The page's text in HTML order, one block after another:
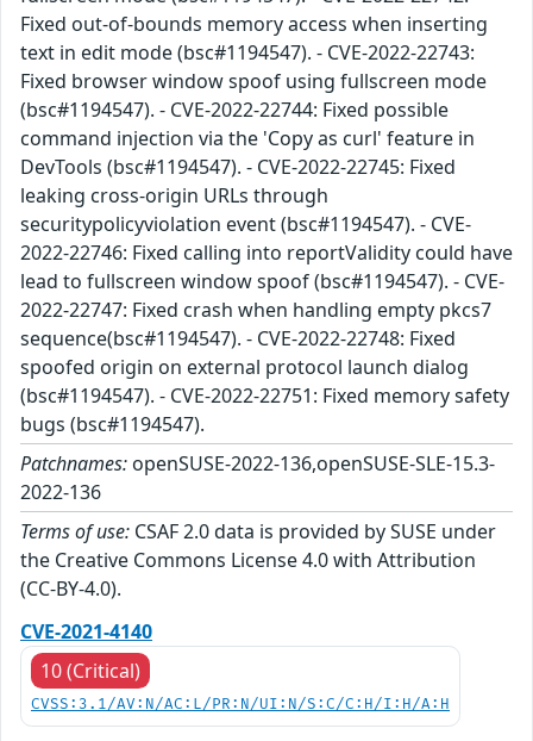
Fixed out-of-bounds memory access when inserting
text in edit mode (bsc#1194547). - CVE-2022-22743:
Fixed browser window spoof using fullscreen mode
(bsc#1194547). - CVE-2022-22744: Fixed possible
command injection via the 'Copy as curl' feature in
DevTools (bsc#1194547). - CVE-2022-22745: Fixed
leaking cross-origin URLs through
securitypolicyviolation event (bsc#1194547). - CVE-
2022-22746: Fixed calling into reportValidity could have
lead to fullscreen window spoof (bsc#1194547). - CVE-
2022-22747: Fixed crash when handling empty pkcs7
sequence(bsc#1194547). - CVE-2022-22748: Fixed
spoofed origin on external protocol launch dialog
(bsc#1194547). - CVE-2022-22751: Fixed memory safety
bugs (bsc#1194547).
Patchnames: openSUSE-2022-136,openSUSE-SLE-15.3-
2022-136
Terms of use: CSAF 2.0 data is provided by SUSE under
the Creative Commons License 4.0 with Attribution
(CC-BY-4.0).
CVE-2021-4140
10 (Critical)
CVSS:3.1/AV:N/AC:L/PR:N/UI:N/S:C/C:H/I:H/A:H